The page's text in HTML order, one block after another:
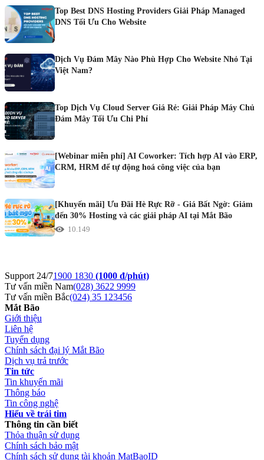
Top Best DNS Hosting Providers Giải Pháp Managed
DNS Tối Ưu Cho Website
Dịch Vụ Đám Mây Nào Phù Hợp Cho Website Nhỏ Tại
Việt Nam?
Top Dịch Vụ Cloud Server Giá Rẻ: Giải Pháp Máy Chủ
Đám Mây Tối Ưu Chi Phí
[Webinar miễn phí] AI Coworker: Tích hợp AI vào ERP,
CRM, HRM để tự động hoá công việc của bạn
[Khuyến mãi] Ưu Đãi Hè Rực Rỡ - Giá Bất Ngờ: Giảm
đến 30% Hosting và các giải pháp AI tại Mắt Bão
10.149
Support 24/71900 1830 (1000 đ/phút)
Tư vấn miền Nam(028) 3622 9999
Tư vấn miền Bắc(024) 35 123456
Mắt Bão
Giới thiệu
Liên hệ
Tuyển dụng
Chính sách đại lý Mắt Bão
Dịch vụ trả trước
Tin tức
Tin khuyến mãi
Thông báo
Tin công nghệ
Hiểu về trái tim
Thông tin cần biết
Thỏa thuận sử dụng
Chính sách bảo mật
Chính sách sử dụng tài khoản MatBaoID